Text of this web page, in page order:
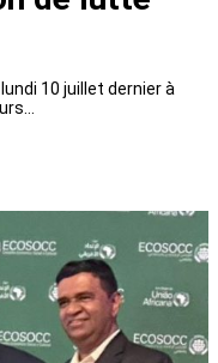
10 juillet dernier à